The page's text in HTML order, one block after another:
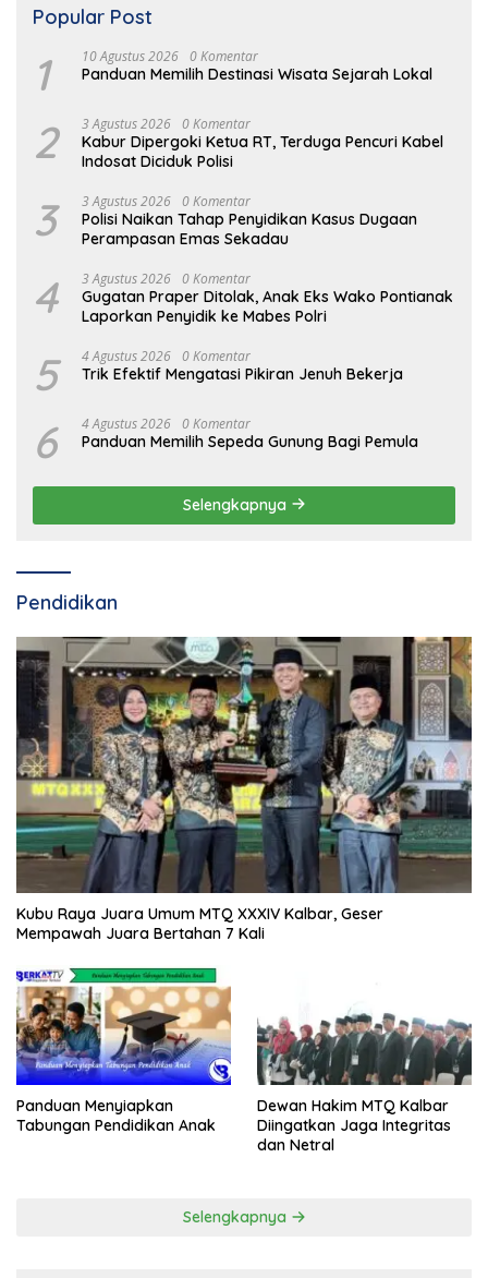
Popular Post
1 10 Agustus 2026 0 Komentar
Panduan Memilih Destinasi Wisata Sejarah Lokal
2 3 Agustus 2026 0 Komentar
Kabur Dipergoki Ketua RT, Terduga Pencuri Kabel
Indosat Diciduk Polisi
3 3 Agustus 2026 0 Komentar
Polisi Naikan Tahap Penyidikan Kasus Dugaan
Perampasan Emas Sekadau
4 3 Agustus 2026 0 Komentar
Gugatan Praper Ditolak, Anak Eks Wako Pontianak
Laporkan Penyidik ke Mabes Polri
5 4 Agustus 2026 0 Komentar
Trik Efektif Mengatasi Pikiran Jenuh Bekerja
6 4 Agustus 2026 0 Komentar
Panduan Memilih Sepeda Gunung Bagi Pemula
Selengkapnya
Pendidikan
Kubu Raya Juara Umum MTQ XXXIV Kalbar, Geser
Mempawah Juara Bertahan 7 Kali
Panduan Menyiapkan
Tabungan Pendidikan Anak
Dewan Hakim MTQ Kalbar
Diingatkan Jaga Integritas
dan Netral
Selengkapnya